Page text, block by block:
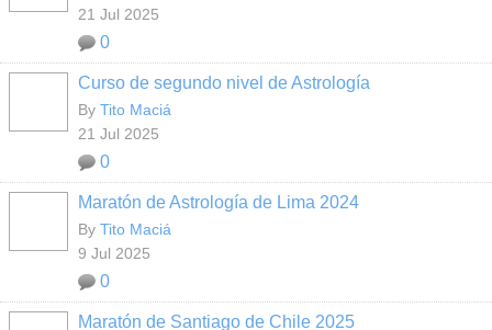
21 Jul 2025
0
Curso de segundo nivel de Astrología
By Tito Maciá
21 Jul 2025
0
Maratón de Astrología de Lima 2024
By Tito Maciá
9 Jul 2025
0
Maratón de Santiago de Chile 2025